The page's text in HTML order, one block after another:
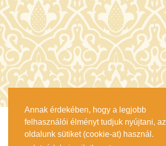
Annak érdekében, hogy a legjobb
felhasználói élményt tudjuk nyújtani, az
oldalunk sütiket (cookie-at) használ.